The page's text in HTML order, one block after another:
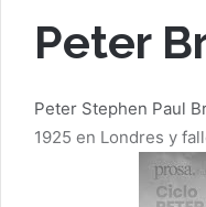
Peter
Peter Stephen Paul
1925 en Londres y